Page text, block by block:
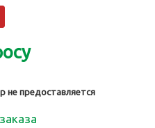
не предоставляется